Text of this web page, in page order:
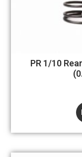
PR 1/10